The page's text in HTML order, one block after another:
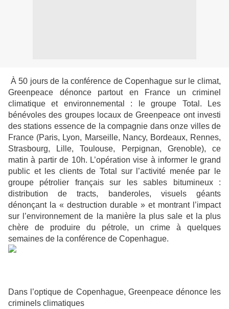
À 50 jours de la conférence de Copenhague sur le climat,
Greenpeace dénonce partout en France un criminel
climatique et environnemental : le groupe Total. Les
bénévoles des groupes locaux de Greenpeace ont investi
des stations essence de la compagnie dans onze villes de
France (Paris, Lyon, Marseille, Nancy, Bordeaux, Rennes,
Strasbourg, Lille, Toulouse, Perpignan, Grenoble), ce
matin à partir de 10h. L’opération vise à informer le grand
public et les clients de Total sur l’activité menée par le
groupe pétrolier français sur les sables bitumineux :
distribution de tracts, banderoles, visuels géants
dénonçant la « destruction durable » et montrant l’impact
sur l’environnement de la manière la plus sale et la plus
chère de produire du pétrole, un crime à quelques
semaines de la conférence de Copenhague.
Dans l’optique de Copenhague, Greenpeace dénonce les
criminels climatiques